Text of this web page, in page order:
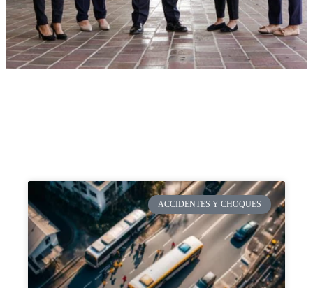
ACCIDENTES Y CHOQUES